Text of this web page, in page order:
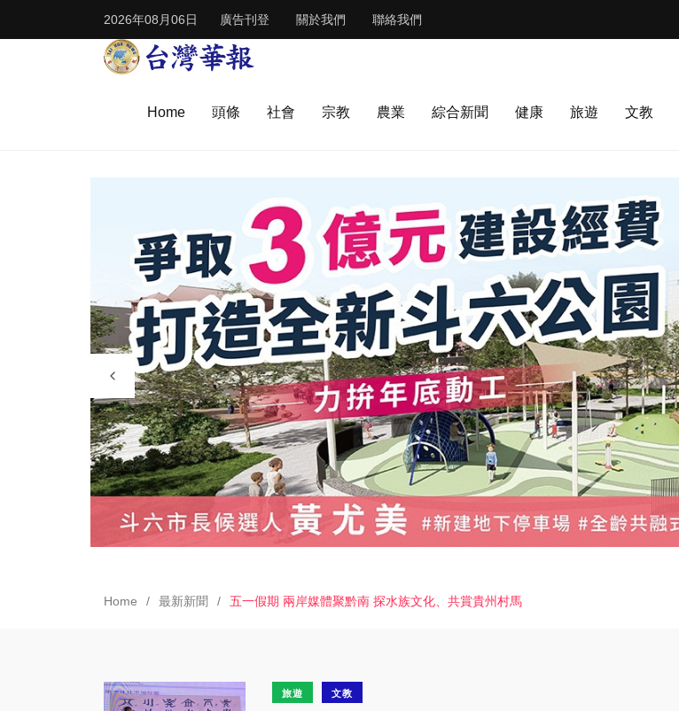
2026年08月06日 廣告刊登 關於我們 聯絡我們
Home 頭條 社會 宗教 農業 綜合新聞 健康 旅遊 文教
Home 最新新聞 五一假期 兩岸媒體聚黔南 探水族文化、共賞貴州村馬
旅遊 文教